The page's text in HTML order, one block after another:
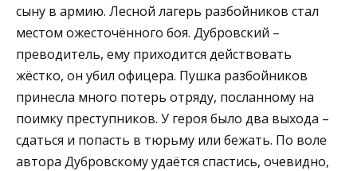
сыну в армию. Лесной лагерь разбойников стал
местом ожесточённого боя. Дубровский –
преводитель, ему приходится действовать
жёстко, он убил офицера. Пушка разбойников
принесла много потерь отряду, посланному на
поимку преступников. У героя было два выхода –
сдаться и попасть в тюрьму или бежать. По воле
автора Дубровскому удаётся спастись, очевидно,